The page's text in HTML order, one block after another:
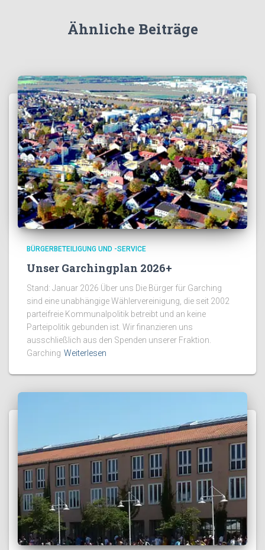
Ähnliche Beiträge
BÜRGERBETEILIGUNG UND -SERVICE
Unser Garchingplan 2026+
Stand: Januar 2026 Über uns Die Bürger für Garching
sind eine unabhängige Wählervereinigung, die seit 2002
parteifreie Kommunalpolitik betreibt und an keine
Parteipolitik gebunden ist. Wir finanzieren uns
ausschließlich aus den Spenden unserer Fraktion.
Garching Weiterlesen